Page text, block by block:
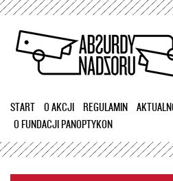
Przejdź
treści
START O AKCJI REGULAMIN
O FUNDACJI PANOPTYKON